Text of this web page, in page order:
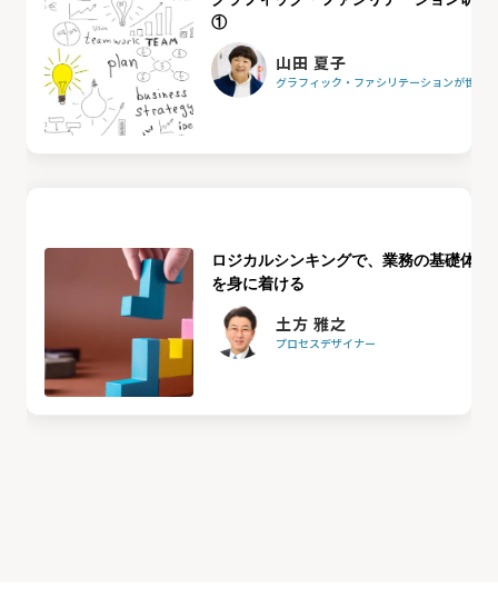
①
山田 夏子
グラフィック・ファシリテーションが世界
ロジカルシンキングで、業務の基礎体力
を身に着ける
土方 雅之
プロセスデザイナー